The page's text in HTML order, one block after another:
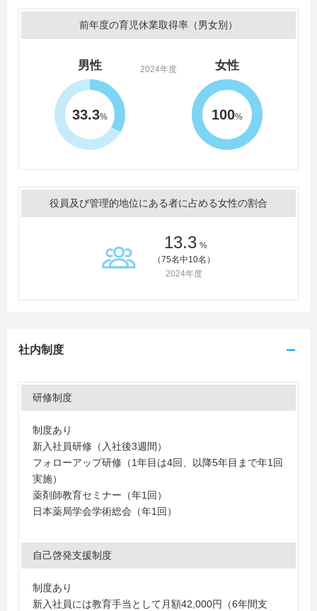
前年度の育児休業取得率（男女別）
2024年度
男性
33.3%
女性
100%
役員及び管理的地位にある者に占める女性の割合
13.3 %
（75名中10名）
2024年度
社内制度
研修制度
制度あり
新入社員研修（入社後3週間）
フォローアップ研修（1年目は4回、以降5年目まで年1回
実施）
薬剤師教育セミナー（年1回）
日本薬局学会学術総会（年1回）
自己啓発支援制度
制度あり
新入社員には教育手当として月額42,000円（6年間支